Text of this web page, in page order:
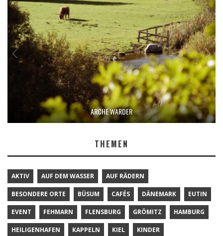
ARCHE WARDER
THEMEN
AKTIV AUF DEM WASSER AUF RÄDERN
BESONDERE ORTE BÜSUM CAFÉS DÄNEMARK EUTIN
EVENT FEHMARN FLENSBURG GRÖMITZ HAMBURG
HEILIGENHAFEN KAPPELN KIEL KINDER